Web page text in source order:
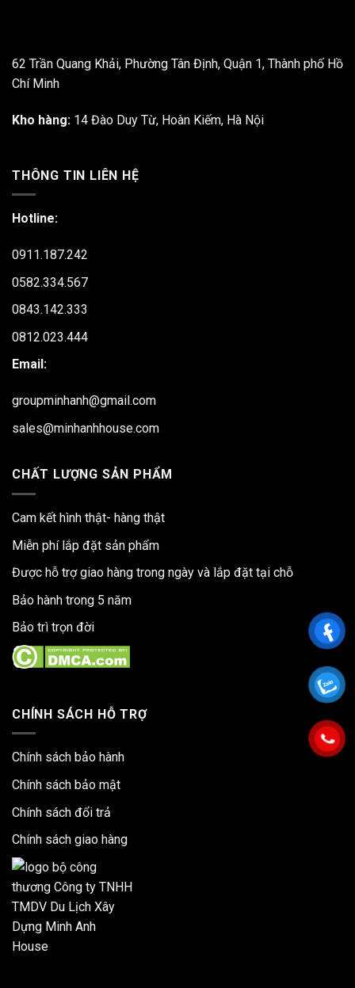
62 Trần Quang Khải, Phường Tân Định, Quận 1, Thành phố Hồ
Chí Minh
Kho hàng: 14 Đào Duy Từ, Hoàn Kiếm, Hà Nội
THÔNG TIN LIÊN HỆ
Hotline:
0911.187.242
0582.334.567
0843.142.333
0812.023.444
Email:
groupminhanh@gmail.com
sales@minhanhhouse.com
CHẤT LƯỢNG SẢN PHẨM
Cam kết hình thật- hàng thật
Miễn phí lắp đặt sản phẩm
Được hỗ trợ giao hàng trong ngày và lắp đặt tại chỗ
Bảo hành trong 5 năm
Bảo trì trọn đời
CHÍNH SÁCH HỖ TRỢ
Chính sách bảo hành
Chính sách bảo mật
Chính sách đổi trả
Chính sách giao hàng